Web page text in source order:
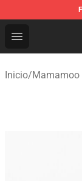
Open menu
Mamamoo
Inicio/Mamamoo